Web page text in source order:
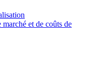
et de coûts de